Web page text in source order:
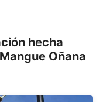
hecha
Oñana